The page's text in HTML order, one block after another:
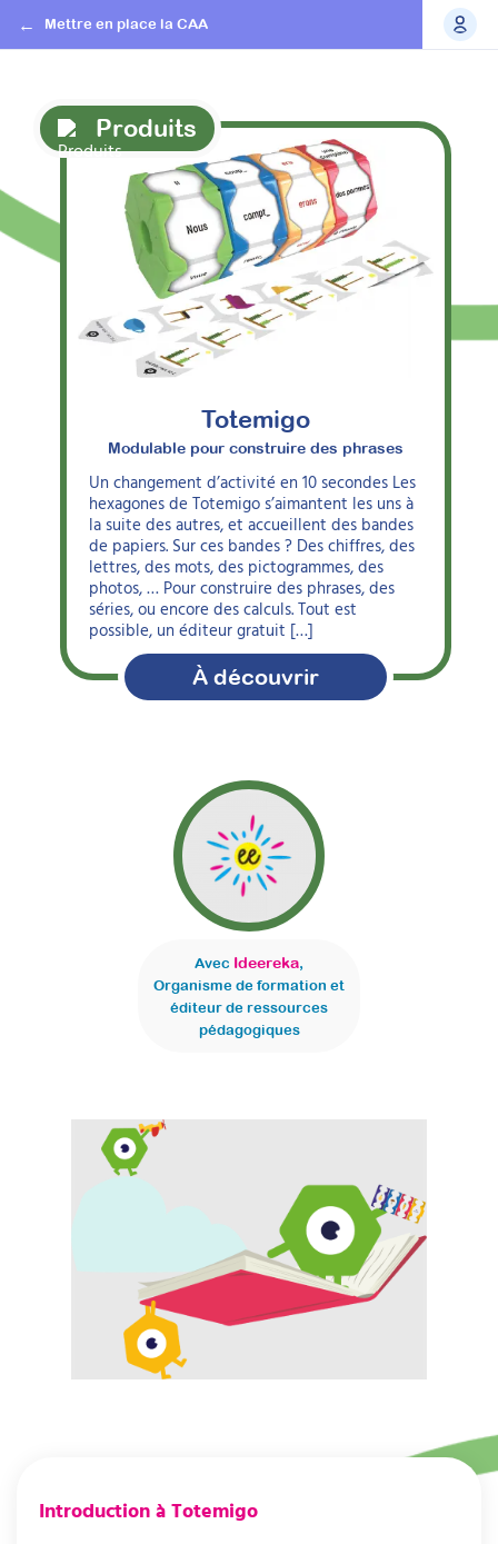
Mettre en place la CAA
Produits
Totemigo
Modulable pour construire des phrases
Un changement d’activité en 10 secondes Les
hexagones de Totemigo s’aimantent les uns à
la suite des autres, et accueillent des bandes
de papiers. Sur ces bandes ? Des chiffres, des
lettres, des mots, des pictogrammes, des
photos, … Pour construire des phrases, des
séries, ou encore des calculs. Tout est
possible, un éditeur gratuit […]
À découvrir
Avec Ideereka,
Organisme de formation et
éditeur de ressources
pédagogiques
Introduction à Totemigo